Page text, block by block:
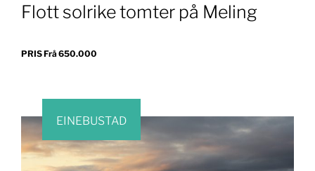
Flott solrike tomter på Meling
PRIS Frå 650.000
EINEBUSTAD